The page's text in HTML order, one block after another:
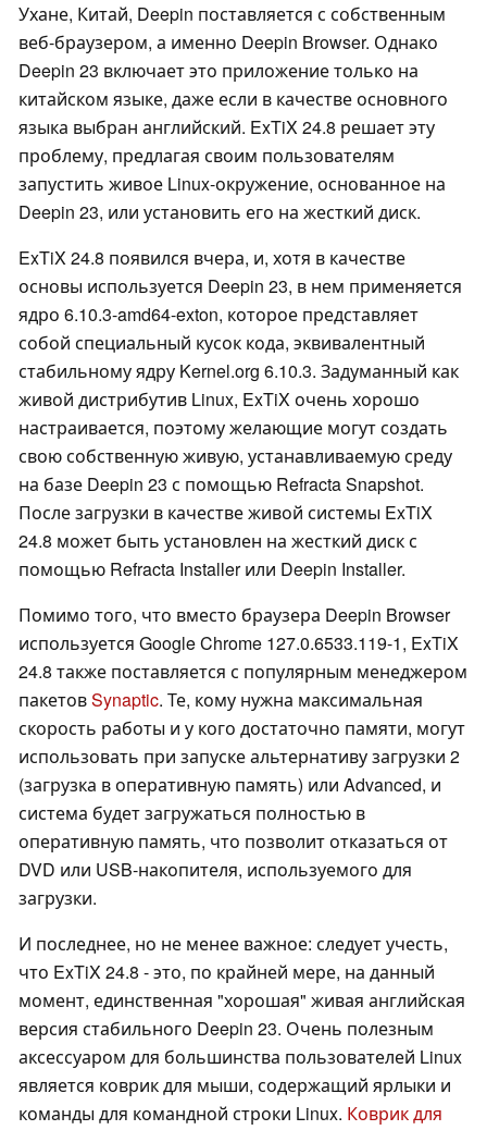
Ухане, Китай, Deepin поставляется с собственным
веб-браузером, а именно Deepin Browser. Однако
Deepin 23 включает это приложение только на
китайском языке, даже если в качестве основного
языка выбран английский. ExTiX 24.8 решает эту
проблему, предлагая своим пользователям
запустить живое Linux-окружение, основанное на
Deepin 23, или установить его на жесткий диск.
ExTiX 24.8 появился вчера, и, хотя в качестве
основы используется Deepin 23, в нем применяется
ядро 6.10.3-amd64-exton, которое представляет
собой специальный кусок кода, эквивалентный
стабильному ядру Kernel.org 6.10.3. Задуманный как
живой дистрибутив Linux, ExTiX очень хорошо
настраивается, поэтому желающие могут создать
свою собственную живую, устанавливаемую среду
на базе Deepin 23 с помощью Refracta Snapshot.
После загрузки в качестве живой системы ExTiX
24.8 может быть установлен на жесткий диск с
помощью Refracta Installer или Deepin Installer.
Помимо того, что вместо браузера Deepin Browser
используется Google Chrome 127.0.6533.119-1, ExTiX
24.8 также поставляется с популярным менеджером
пакетовSynaptic. Те, кому нужна максимальная
скорость работы и у кого достаточно памяти, могут
использовать при запуске альтернативу загрузки 2
(загрузка в оперативную память) или Advanced, и
система будет загружаться полностью в
оперативную память, что позволит отказаться от
DVD или USB-накопителя, используемого для
загрузки.
И последнее, но не менее важное: следует учесть,
что ExTiX 24.8 - это, по крайней мере, на данный
момент, единственная "хорошая" живая английская
версия стабильного Deepin 23. Очень полезным
аксессуаром для большинства пользователей Linux
является коврик для мыши, содержащий ярлыки и
команды для командной строки Linux. Коврик для